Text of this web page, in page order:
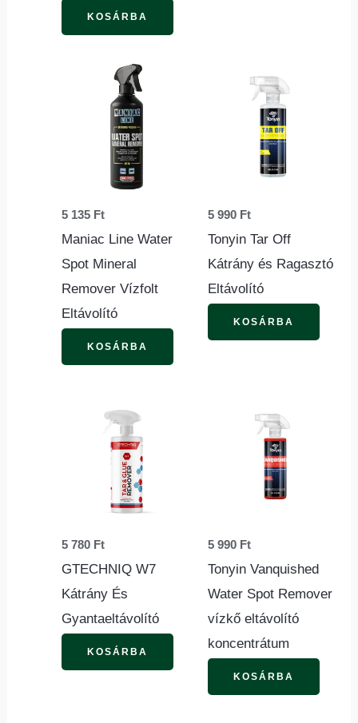
KOSÁRBA
5 135 Ft
Maniac Line Water
Spot Mineral
Remover Vízfolt
Eltávolító
KOSÁRBA
5 990 Ft
Tonyin Tar Off
Kátrány és Ragasztó
Eltávolító
KOSÁRBA
5 780 Ft
GTECHNIQ W7
Kátrány És
Gyantaeltávolító
KOSÁRBA
5 990 Ft
Tonyin Vanquished
Water Spot Remover
vízkő eltávolító
koncentrátum
KOSÁRBA